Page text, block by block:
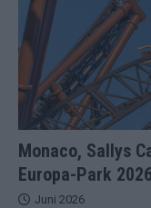
Monaco, Sallys
Europa-Park
Juni 2026